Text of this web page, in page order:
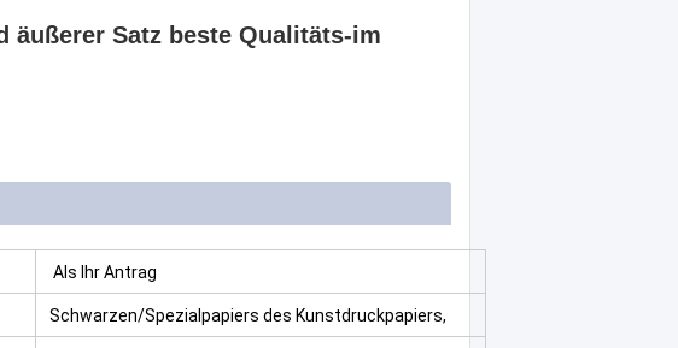
äußerer Satz beste Qualitäts-im
Als Ihr Antrag
Schwarzen/Spezialpapiers des Kunstdruckpapiers,